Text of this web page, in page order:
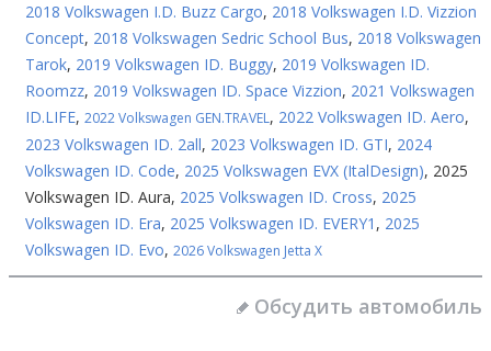
2018 Volkswagen I.D. Buzz Cargo, 2018 Volkswagen I.D. Vizzion
Concept, 2018 Volkswagen Sedric School Bus, 2018 Volkswagen
Tarok, 2019 Volkswagen ID. Buggy, 2019 Volkswagen ID.
Roomzz, 2019 Volkswagen ID. Space Vizzion, 2021 Volkswagen
ID.LIFE, 2022 Volkswagen GEN.TRAVEL, 2022 Volkswagen ID. Aero,
2023 Volkswagen ID. 2all, 2023 Volkswagen ID. GTI, 2024
Volkswagen ID. Code, 2025 Volkswagen EVX (ItalDesign), 2025
Volkswagen ID. Aura, 2025 Volkswagen ID. Cross, 2025
Volkswagen ID. Era, 2025 Volkswagen ID. EVERY1 , 2025
Volkswagen ID. Evo, 2026 Volkswagen Jetta X
Обсудить автомобиль